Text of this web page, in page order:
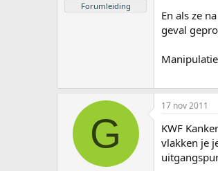
Forumleiding
En als ze
geval
G
17 nov 2011
KWF
vlakken je